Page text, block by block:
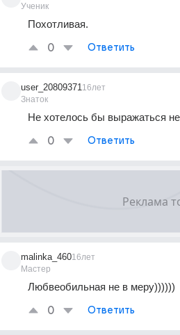
Ученик
Похотливая.
0 Ответить
user_20809371
Знаток
16лет
Не хотелось бы выражаться
0 Ответить
malinka_460
Мастер
16лет
Любвеобильная не в меру))))))
0 Ответить